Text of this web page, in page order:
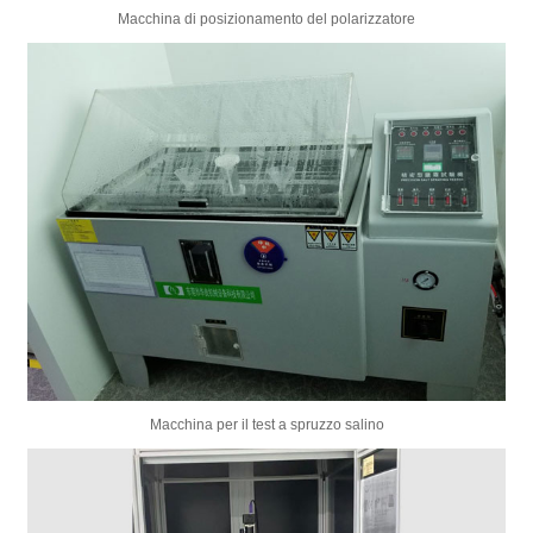
Macchina di posizionamento del polarizzatore
Macchina per il test a spruzzo salino